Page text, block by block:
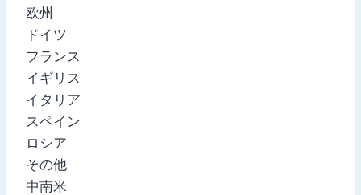
欧州
ドイツ
フランス
イギリス
イタリア
スペイン
ロシア
その他
中南米